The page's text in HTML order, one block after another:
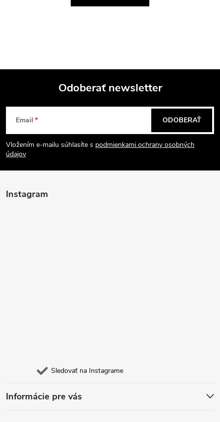
Z
á
p
ä
Odoberať newsletter
Email
Vložením e-mailu súhlasíte s podmienkami ochrany osobných
údajov
ODOBERAŤ
Instagram
Sledovať na Instagrame
Informácie pre vás